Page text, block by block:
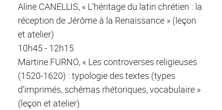
Aline CANELLIS, « L’héritage du latin chrétien : la
réception de Jérôme à la Renaissance » (leçon
et atelier)
10h45 - 12h15
Martine FURNO, « Les controverses religieuses
(1520-1620) : typologie des textes (types
d’imprimés, schémas rhétoriques, vocabulaire »
(leçon et atelier)